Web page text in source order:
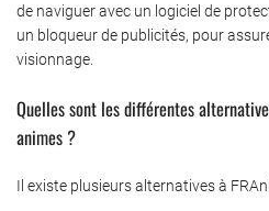
de naviguer avec un logiciel de
un bloqueur de publicités, pour
visionnage.
Quelles sont les différentes
animes ?
Il existe plusieurs alternatives à